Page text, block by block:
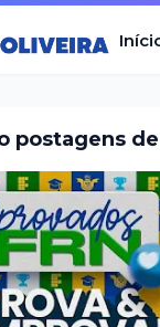
postagens